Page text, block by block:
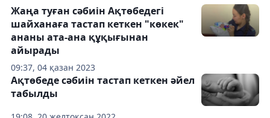
09:37, 04 қазан 2023
Жаңа туған сәбиін Ақтөбедегі
шайханаға тастап кеткен "көкек"
ананы ата-ана құқығынан
айырады
Ақтөбеде сәбиін тастап кеткен әйел
табылды